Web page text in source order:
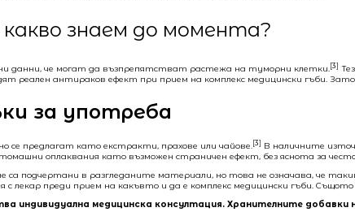
знаем до момента?
данни, че могат да възпрепятстват растежа на туморни клетки.[3]
реален антираков ефект при прием на комплекс медицински гъби.
за употреба
се предлагат като екстракти, прахове или чайове.[3] В наличните
оплаквания като възможен страничен ефект, без яснота за
са подчертани в разгледаните материали, но това не означава, че
лекар преди прием на какъвто и да е комплекс медицински гъби.
индивидуална медицинска консултация. Хранителните